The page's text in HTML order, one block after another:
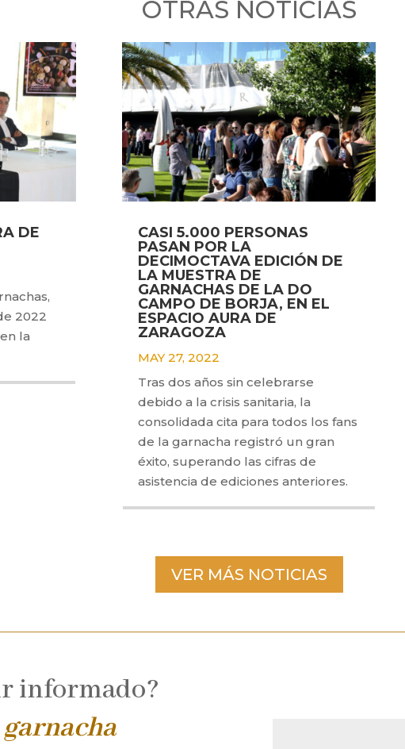
OTRAS NOTICIAS
DE
2022
la
CASI 5.000 PERSONAS
PASAN POR LA
DECIMOCTAVA EDICIÓN DE
LA MUESTRA DE
GARNACHAS DE LA DO
CAMPO DE BORJA, EN EL
ESPACIO AURA DE
ZARAGOZA
MAY 27, 2022
Tras dos años sin celebrarse
debido a la crisis sanitaria, la
consolidada cita para todos los fans
de la garnacha registró un gran
éxito, superando las cifras de
asistencia de ediciones anteriores.
VER MÁS NOTICIAS
informado?
garnacha